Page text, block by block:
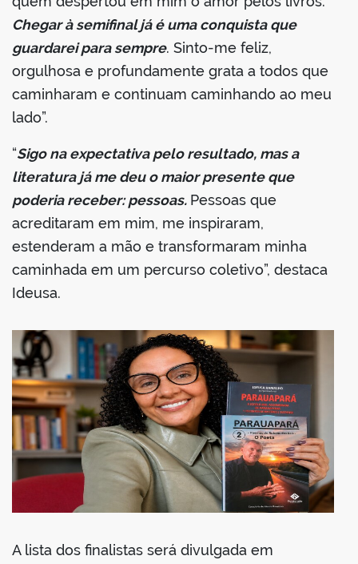
Chegar à semifinal já é uma conquista que
guardarei para sempre. Sinto-me feliz,
orgulhosa e profundamente grata a todos que
caminharam e continuam caminhando ao meu
lado”.
“Sigo na expectativa pelo resultado, mas a
literatura já me deu o maior presente que
poderia receber: pessoas. Pessoas que
acreditaram em mim, me inspiraram,
estenderam a mão e transformaram minha
caminhada em um percurso coletivo”, destaca
Ideusa.
A lista dos finalistas será divulgada em